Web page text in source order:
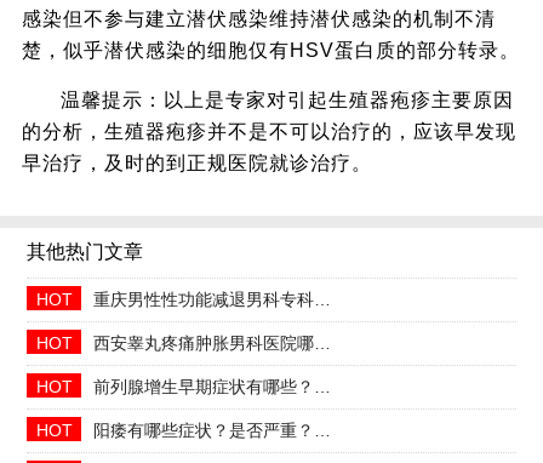
感染但不参与建立潜伏感染维持潜伏感染的机制不清
楚，似乎潜伏感染的细胞仅有HSV蛋白质的部分转录。
温馨提示：以上是专家对引起生殖器疱疹主要原因
的分析，生殖器疱疹并不是不可以治疗的，应该早发现
早治疗，及时的到正规医院就诊治疗。
其他热门文章
HOT 重庆男性性功能减退男科专科2026年中医调理哪家好
HOT 西安睾丸疼痛肿胀男科医院哪家正规收费合理透明
HOT 前列腺增生早期症状有哪些？2026治疗方法与日常预防指南
HOT 阳痿有哪些症状？是否严重？会自己好吗